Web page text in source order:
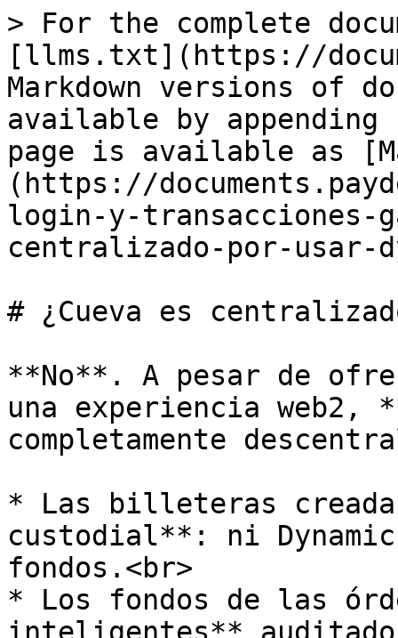
> For the complete
[llms.txt](https://
Markdown versions of
available by
page is available as
(https://
login-y-transacciones-
centralizado-por-usar-
# ¿Cueva es
**No**. A pesar de
una experiencia web2,
completamente
* Las billeteras
custodial**: ni Dynamic
fondos.<br>
* Los fondos de las